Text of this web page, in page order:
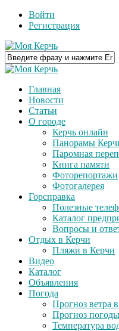
Войти
Регистрация
Главная
Новости
Статьи
О городе
Керчь онлайн
Панорамы
Паромная
Книга памяти
Фоторепортажи
Фотогалерея
Горсправка
Полезные
Каталог
Вопросы и
Отдых в Керчи
Пляжи в Керчи
Видео
Каталог
Объявления
Погода
Прогноз ветра
Прогноз
Температура